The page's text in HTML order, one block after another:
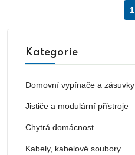
1
Kategorie
Domovní vypínače a zásuvky
Jističe a modulární přístroje
Chytrá domácnost
Kabely, kabelové soubory